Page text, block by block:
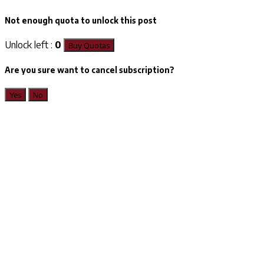
Not enough quota to unlock this post
Unlock left : 0 Buy Quotas
Are you sure want to cancel subscription?
Yes No